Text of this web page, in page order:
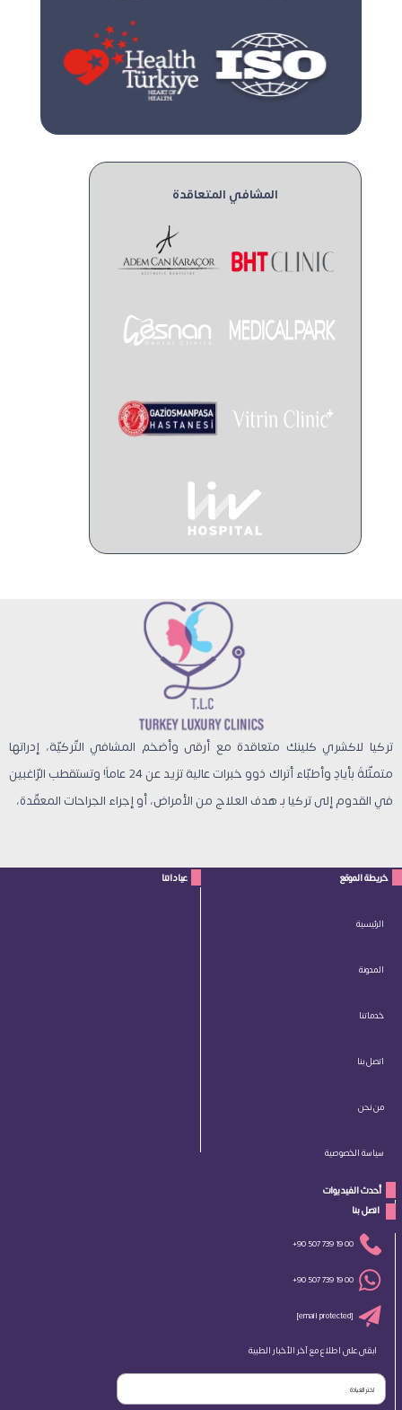
المشافي المتعاقدة
تركيا لاكشري كلينك متعاقدة مع أرقى وأضخم المشافي التّركيّة، إدراتها
متمثّلةً بأيادٍ وأطبّاء أتراك ذوو خبرات عالية تزيد عن 24 عاماً! وتستقطب الرّاغبين
في القدوم إلى تركيا بـ هدف العلاج من الأمراض، أو إجراء الجراحات المعقّدة،
خريطة الموقع
الرئيسية
المدونة
خدماتنا
اتصل بنا
من نحن
سياسة الخصوصية
عياداتنا
أحدث الفيديوات
اتصل بنا
+90 507 739 19 00
+90 507 739 19 00
[email protected]
ابقى على اطلاع مع آخر الأخبار الطبية
اختر العيادة